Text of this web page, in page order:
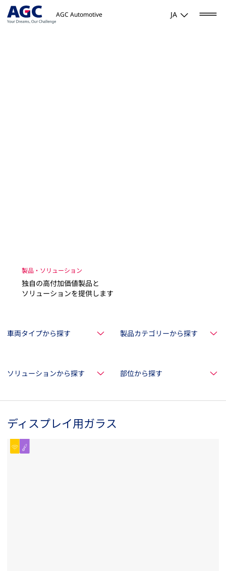
AGC Automotive JA
製品・ソリューション
独自の高付加価値製品と
ソリューションを提供します
車両タイプから探す 製品カテゴリーから探す
ソリューションから探す 部位から探す
ディスプレイ用ガラス